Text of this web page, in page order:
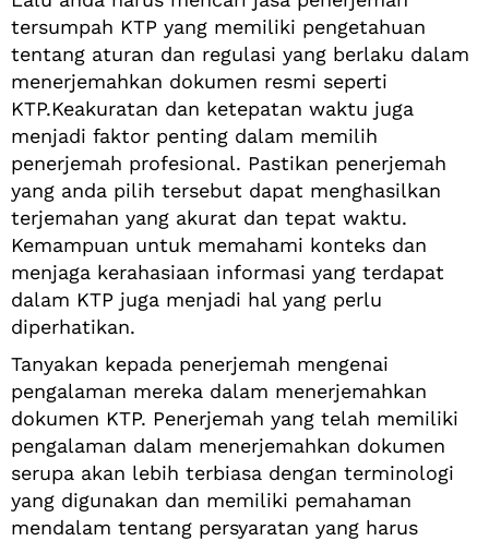
tersumpah KTP yang memiliki pengetahuan
tentang aturan dan regulasi yang berlaku dalam
menerjemahkan dokumen resmi seperti
KTP.Keakuratan dan ketepatan waktu juga
menjadi faktor penting dalam memilih
penerjemah profesional. Pastikan penerjemah
yang anda pilih tersebut dapat menghasilkan
terjemahan yang akurat dan tepat waktu.
Kemampuan untuk memahami konteks dan
menjaga kerahasiaan informasi yang terdapat
dalam KTP juga menjadi hal yang perlu
diperhatikan.
Tanyakan kepada penerjemah mengenai
pengalaman mereka dalam menerjemahkan
dokumen KTP. Penerjemah yang telah memiliki
pengalaman dalam menerjemahkan dokumen
serupa akan lebih terbiasa dengan terminologi
yang digunakan dan memiliki pemahaman
mendalam tentang persyaratan yang harus